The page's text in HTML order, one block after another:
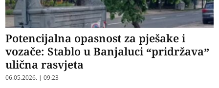
Potencijalna opasnost za pješake i
vozače: Stablo u Banjaluci “pridržava”
ulična rasvjeta
06.05.2026. | 09:23